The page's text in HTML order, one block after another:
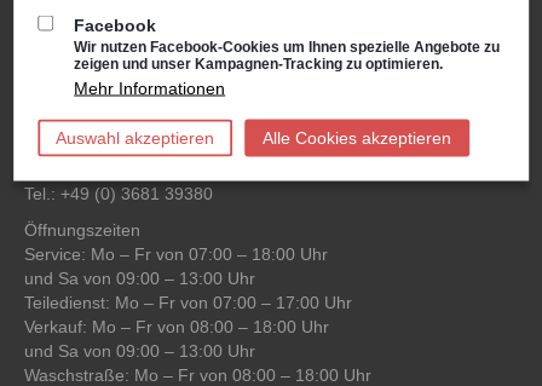
Niederlassung Suhl
VW, Audi, VW Nutzfahrzeuge, Škoda Service
Schwarzwasserweg 3-11
98527 Suhl
Anfahrt:Route planen mit Google Maps
Tel.: +49 (0) 3681 39380
Öffnungszeiten
Service: Mo – Fr von 07:00 – 18:00 Uhr
und Sa von 09:00 – 13:00 Uhr
Teiledienst: Mo – Fr von 07:00 – 17:00 Uhr
Verkauf: Mo – Fr von 08:00 – 18:00 Uhr
und Sa von 09:00 – 13:00 Uhr
Waschstraße: Mo – Fr von 08:00 – 18:00 Uhr
Facebook
Wir nutzen Facebook-Cookies um Ihnen spezielle Angebote zu
zeigen und unser Kampagnen-Tracking zu optimieren.
Mehr Informationen
Auswahl akzeptieren Alle Cookies akzeptieren